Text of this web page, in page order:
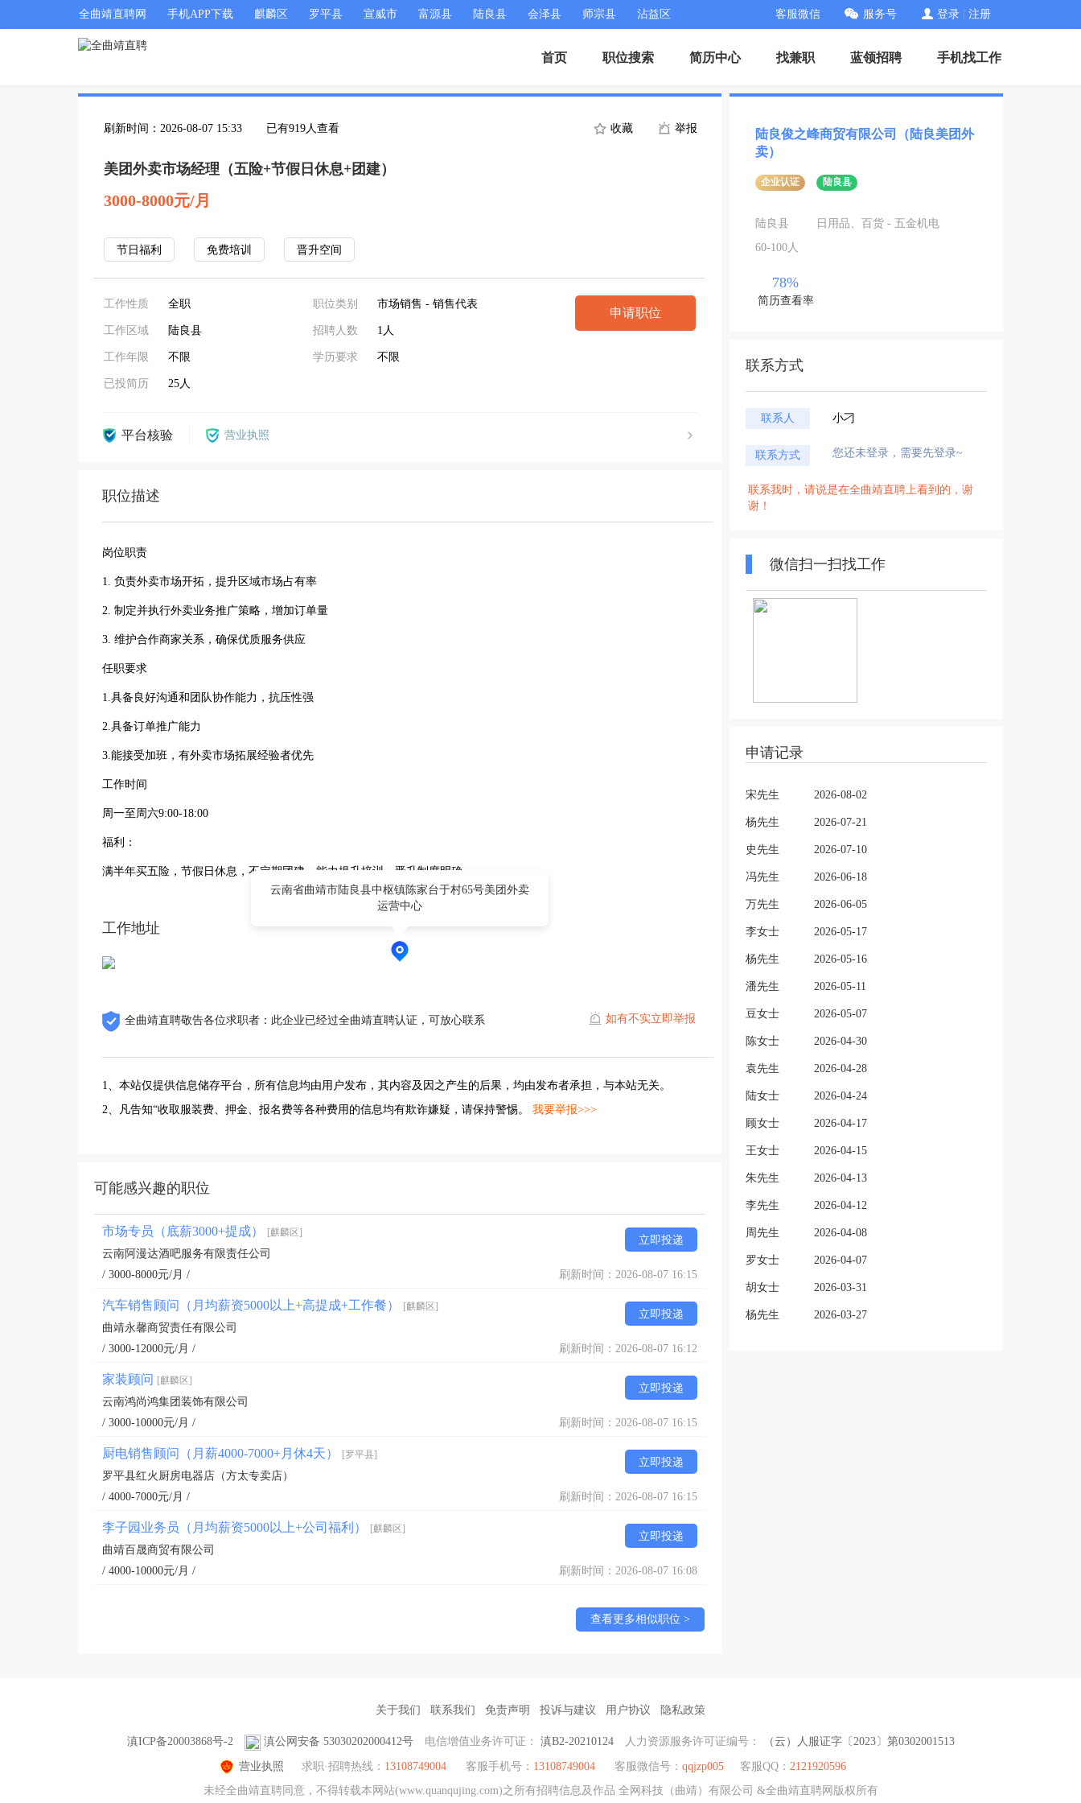
全曲靖直聘网 手机APP下载 麒麟区 罗平县 宣威市 富源县 陆良县 会泽县 师宗县 沾益区 客服微信 服务号 登录 注册
首页 职位搜索 简历中心 找兼职 蓝领招聘 手机找工作
刷新时间：2026-08-07 15:33 已有919人查看 收藏 举报
美团外卖市场经理（五险+节假日休息+团建）
3000-8000元/月
节日福利 免费培训 晋升空间
工作性质 全职
工作区域 陆良县
工作年限 不限
已投简历 25人
职位类别 市场销售 - 销售代表
招聘人数 1人
学历要求 不限
申请职位
平台核验 营业执照
职位描述
岗位职责
1. 负责外卖市场开拓，提升区域市场占有率
2. 制定并执行外卖业务推广策略，增加订单量
3. 维护合作商家关系，确保优质服务供应
任职要求
1.具备良好沟通和团队协作能力，抗压性强
2.具备订单推广能力
3.能接受加班，有外卖市场拓展经验者优先
工作时间
周一至周六9:00-18:00
福利：
满半年买五险，节假日休息，不定期团建，能力提升培训，晋升制度明确
工作地址
云南省曲靖市陆良县中枢镇陈家台于村65号美团外卖
运营中心
全曲靖直聘敬告各位求职者：此企业已经过全曲靖直聘认证，可放心联系 如有不实立即举报
1、本站仅提供信息储存平台，所有信息均由用户发布，其内容及因之产生的后果，均由发布者承担，与本站无关。
2、凡告知“收取服装费、押金、报名费等各种费用的信息均有欺诈嫌疑，请保持警惕。 我要举报>>>
可能感兴趣的职位
市场专员（底薪3000+提成） [麒麟区]
立即投递
云南阿漫达酒吧服务有限责任公司
/ 3000-8000元/月 /
刷新时间：2026-08-07 16:15
汽车销售顾问（月均薪资5000以上+高提成+工作餐） [麒麟区]
立即投递
曲靖永馨商贸责任有限公司
/ 3000-12000元/月 /
刷新时间：2026-08-07 16:12
家装顾问 [麒麟区]
立即投递
云南鸿尚鸿集团装饰有限公司
/ 3000-10000元/月 /
刷新时间：2026-08-07 16:15
厨电销售顾问（月薪4000-7000+月休4天） [罗平县]
立即投递
罗平县红火厨房电器店（方太专卖店）
/ 4000-7000元/月 /
刷新时间：2026-08-07 16:15
李子园业务员（月均薪资5000以上+公司福利） [麒麟区]
立即投递
曲靖百晟商贸有限公司
/ 4000-10000元/月 /
刷新时间：2026-08-07 16:08
查看更多相似职位 >
陆良俊之峰商贸有限公司（陆良美团外
卖）
企业认证 陆良县
陆良县
日用品、百货 - 五金机电
60-100人
78%
简历查看率
联系方式
联系人 小刁
联系方式 您还未登录，需要先登录~
联系我时，请说是在全曲靖直聘上看到的，谢
谢！
微信扫一扫找工作
申请记录
宋先生 2026-08-02
杨先生 2026-07-21
史先生 2026-07-10
冯先生 2026-06-18
万先生 2026-06-05
李女士 2026-05-17
杨先生 2026-05-16
潘先生 2026-05-11
豆女士 2026-05-07
陈女士 2026-04-30
袁先生 2026-04-28
陆女士 2026-04-24
顾女士 2026-04-17
王女士 2026-04-15
朱先生 2026-04-13
李先生 2026-04-12
周先生 2026-04-08
罗女士 2026-04-07
胡女士 2026-03-31
杨先生 2026-03-27
关于我们 联系我们 免责声明 投诉与建议 用户协议 隐私政策
滇ICP备20003868号-2 滇公网安备 53030202000412号 电信增值业务许可证： 滇B2-20210124 人力资源服务许可证编号： （云）人服证字〔2023〕第0302001513
营业执照 求职·招聘热线： 13108749004 客服手机号： 13108749004 客服微信号： qqjzp005 客服QQ： 2121920596
未经全曲靖直聘同意，不得转载本网站(www.quanqujing.com)之所有招聘信息及作品 全网科技（曲靖）有限公司 &全曲靖直聘网版权所有